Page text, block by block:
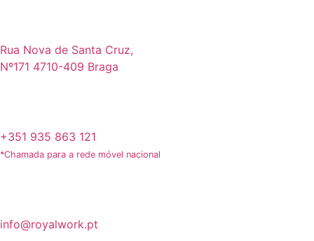
Rua Nova de Santa Cruz,
Nº171 4710-409 Braga
+351 935 863 121
*Chamada para a rede móvel nacional
info@royalwork.pt